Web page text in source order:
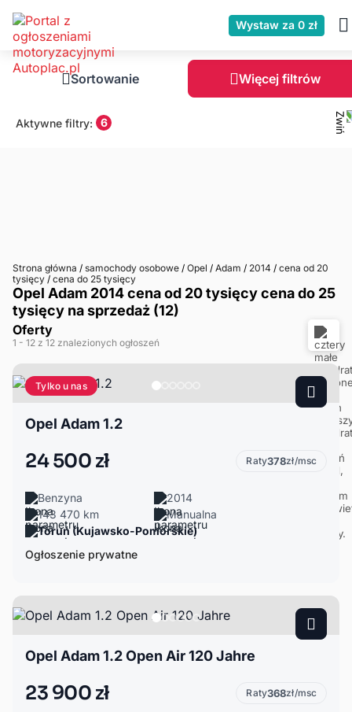
Wystaw za 0 zł
Sortowanie Więcej filtrów
Aktywne filtry: 6
Strona główna / samochody osobowe / Opel / Adam / 2014 / cena od 20
tysięcy / cena do 25 tysięcy
Opel Adam 2014 cena od 20 tysięcy cena do 25
tysięcy na sprzedaż (12)
Oferty
1 - 12 z 12 znalezionych ogłoszeń
Tylko u nas
Opel Adam 1.2
24 500 zł Raty378zł/msc
Benzyna
2014
143 470 km
Manualna
Toruń (Kujawsko-Pomorskie)
Ogłoszenie prywatne
Opel Adam 1.2 Open Air 120 Jahre
23 900 zł Raty368zł/msc